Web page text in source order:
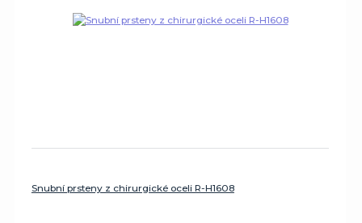
Snubní prsteny z chirurgické oceli R-H1608